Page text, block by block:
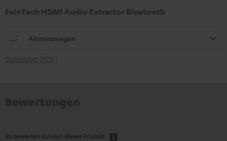
FeinTech HDMI Audio Extractor Bluetooth
Abmessungen
Datenblatt [PDF]
So bewerten Kunden dieses Produkt